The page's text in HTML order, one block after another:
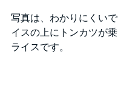
写真は、わかりにくい
イスの上にトンカツが
ライスです。